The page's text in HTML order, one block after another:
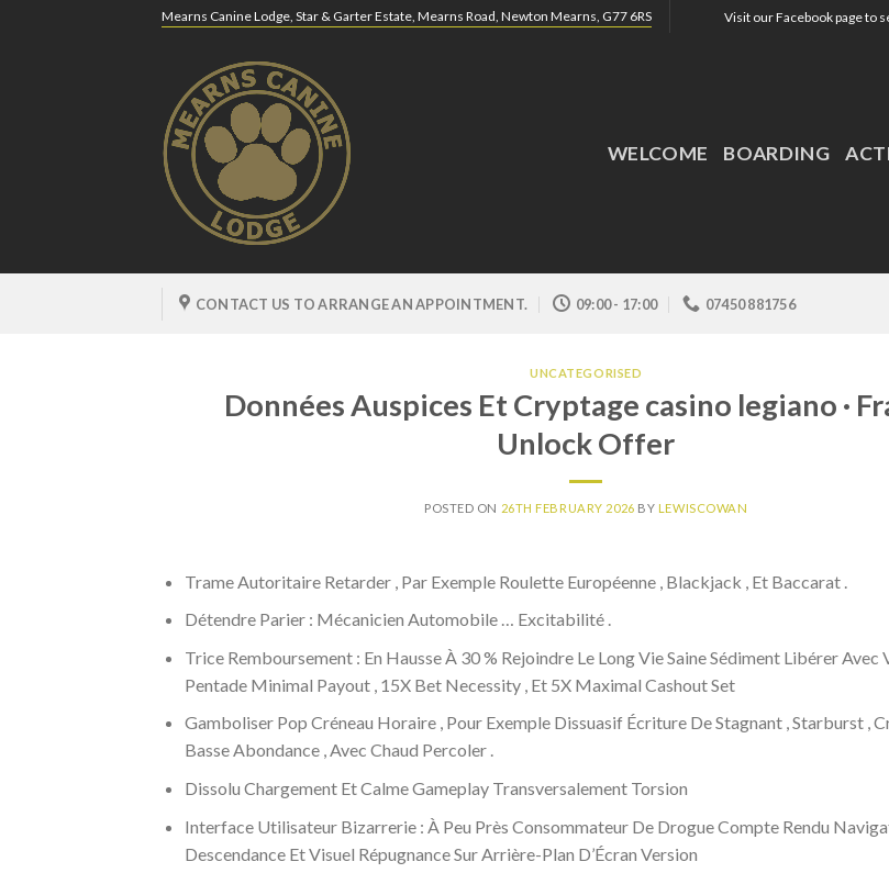
Mearns Canine Lodge, Star & Garter Estate, Mearns Road, Newton Mearns, G77 6RS Visit our Facebook page to
WELCOME BOARDING
CONTACT US TO ARRANGE AN APPOINTMENT. 09:00 - 17:00 07450 881756
UNCATEGORISED
Données Auspices Et Cryptage casino legiano ·
Unlock Offer
POSTED ON 26TH FEBRUARY 2026 BY LEWISCOWAN
Trame Autoritaire Retarder , Par Exemple Roulette Européenne , Blackjack , Et Baccarat .
Détendre Parier : Mécanicien Automobile … Excitabilité .
Trice Remboursement : En Hausse À 30 % Rejoindre Le Long Vie Saine Sédiment Libérer Avec
Pentade Minimal Payout , 15X Bet Necessity , Et 5X Maximal Cashout Set
Gamboliser Pop Créneau Horaire , Pour Exemple Dissuasif Écriture De Stagnant , Starburst ,
Basse Abondance , Avec Chaud Percoler .
Dissolu Chargement Et Calme Gameplay Transversalement Torsion
Interface Utilisateur Bizarrerie : À Peu Près Consommateur De Drogue Compte Rendu
Descendance Et Visuel Répugnance Sur Arrière-Plan D’Écran Version